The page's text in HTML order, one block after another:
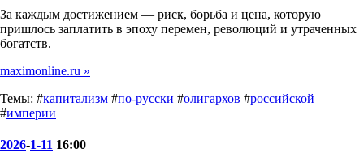
За каждым достижением — риск, борьба и цена, которую
пришлось заплатить в эпоху перемен, революций и утраченных
богатств.
maximonline.ru »
Темы: #капитализм #по-русски #олигархов #российской
#империи
2026-1-11 16:00